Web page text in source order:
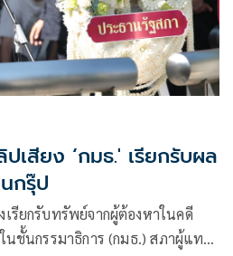
เสียง ‘กมธ.' เรียกรับผล
กรุ๊ป
รียกรับทรัพย์จากผู้ต้องหาในคดี
นชั้นกรรมาธิการ (กมธ.) สภาผู้แทน